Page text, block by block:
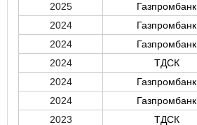
2025
Газпромбанк
2024
Газпромбанк
2024
Газпромбанк
2024
ТДСК
2024
Газпромбанк
2024
Газпромбанк
2023
ТДСК